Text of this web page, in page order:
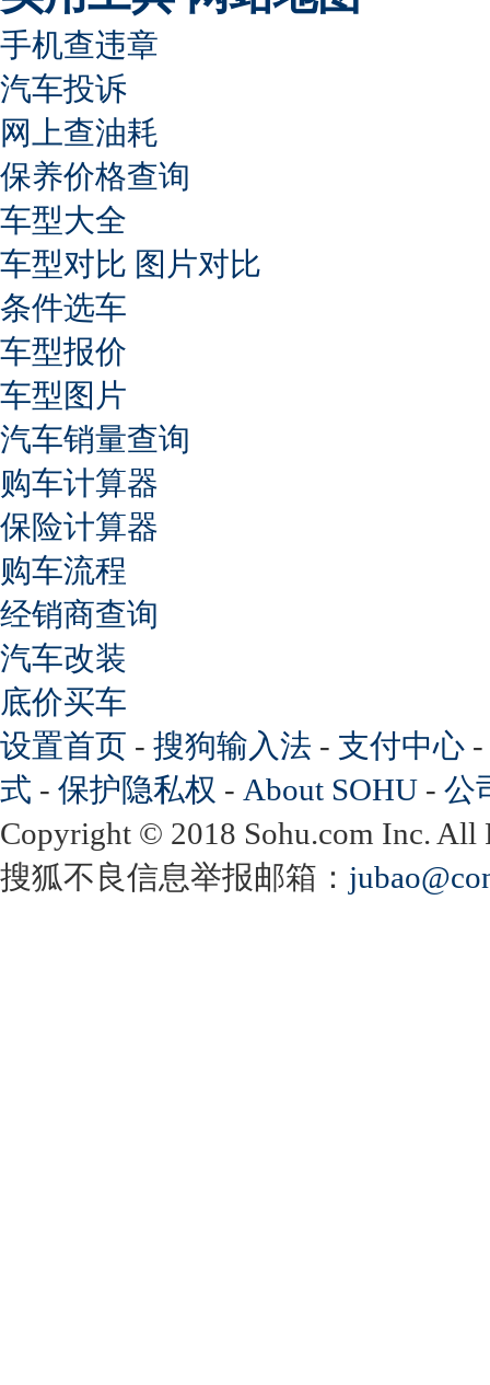
手机查违章
汽车投诉
网上查油耗
保养价格查询
车型大全
车型对比 图片对比
条件选车
车型报价
车型图片
汽车销量查询
购车计算器
保险计算器
购车流程
经销商查询
汽车改装
底价买车
设置首页 - 搜狗输入法 - 支付中心 -
式 - 保护隐私权 - About SOHU - 公
Copyright © 2018 Sohu.com Inc.
搜狐不良信息举报邮箱：